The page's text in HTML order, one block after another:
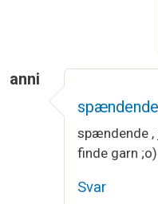
anni
spændende ,
finde garn ;o)
Svar